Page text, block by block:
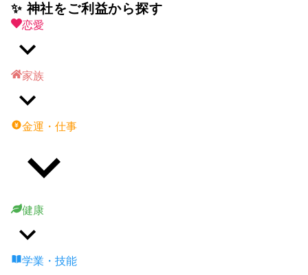
✨ 神社をご利益から探す
恋愛
家族
金運・仕事
健康
学業・技能